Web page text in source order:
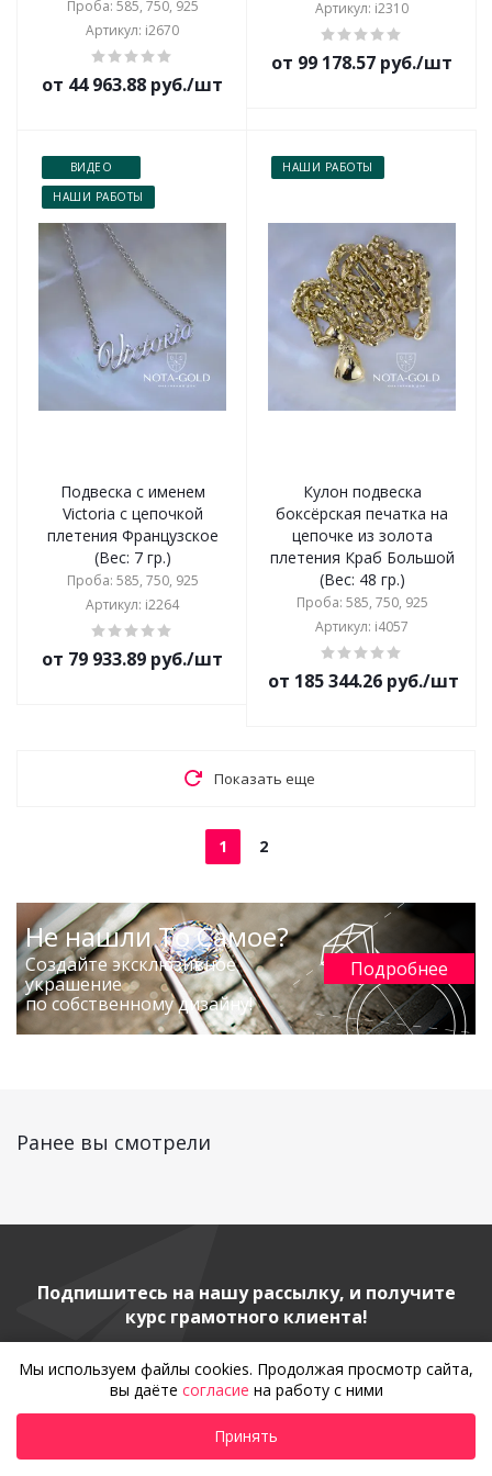
Проба: 585, 750, 925
Артикул: i2670
от 44 963.88 руб./шт
Артикул: i2310
от 99 178.57 руб./шт
ВИДЕО
НАШИ РАБОТЫ
Подвеска с именем
Victoria с цепочкой
плетения Французское
(Вес: 7 гр.)
Проба: 585, 750, 925
Артикул: i2264
от 79 933.89 руб./шт
НАШИ РАБОТЫ
Кулон подвеска
боксёрская печатка на
цепочке из золота
плетения Краб Большой
(Вес: 48 гр.)
Проба: 585, 750, 925
Артикул: i4057
от 185 344.26 руб./шт
Показать еще
1 2
Не нашли То Самое?
Создайте эксклюзивное
украшение
по собственному дизайну!
Подробнее
Ранее вы смотрели
Подпишитесь на нашу рассылку, и получите
курс грамотного клиента!
Мы используем файлы cookies. Продолжая просмотр сайта,
вы даёте согласие на работу с ними
Принять